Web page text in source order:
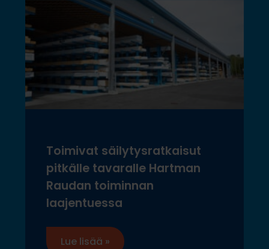
Toimivat säilytysratkaisut
pitkälle tavaralle Hartman
Raudan toiminnan
laajentuessa
Lue lisää »